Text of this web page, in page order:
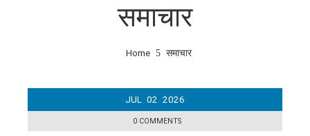
समाचार
Home समाचार
JUL 02 2026
0 COMMENTS